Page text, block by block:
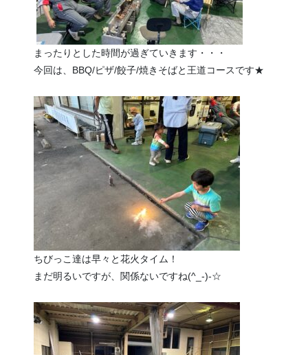
まったりとした時間が過ぎていきます・・・
今回は、BBQ/ピザ/餃子/焼きそばと王道コースです★
ちびっこ達は早々と花火タイム！
まだ明るいですが、関係ないですね(^_-)-☆